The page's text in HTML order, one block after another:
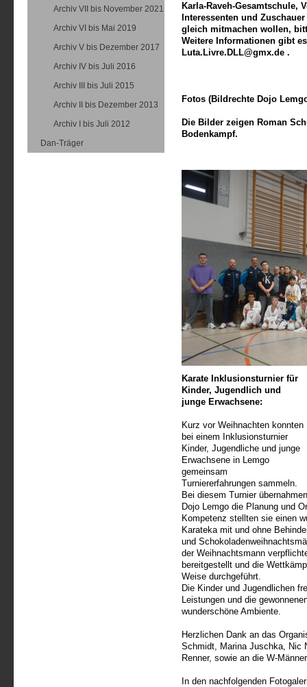
Archiv VII bis November 2021
Archiv VI bis Mai 2019
Archiv V bis Dezember 2017
Archiv IV bis Juli 2016
Archiv III bis Juli 2015
Archiv II bis Dezember 2013
Archiv I bis Juli 2012
Dan-Träger
Karla-Raveh-Gesamtschule,
Interessenten und
gleich mitmachen wollen,
Weitere Informationen gibt
Luta.Livre.DLL@gmx.de .
Fotos (Bildrechte Dojo
Die Bilder zeigen Roman
Bodenkampf.
Karate Inklusionsturnier für
Kinder, Jugendlich und
junge Erwachsene:
Kurz vor Weihnachten konnten
bei einem Inklusionsturnier
Kinder, Jugendliche und junge
Erwachsene in Lemgo
gemeinsam
Turniererfahrungen sammeln.
Bei diesem Turnier
Dojo Lemgo die Planung und
Kompetenz stellten sie einen
Karateka mit und ohne
und
der Weihnachtsmann
bereitgestellt und die
Weise durchgeführt.
Die Kinder und Jugendlichen
Leistungen und die
wunderschöne Ambiente.
Herzlichen Dank an das
Schmidt, Marina Juschka, Nic
Renner, sowie an die W-
In den nachfolgenden